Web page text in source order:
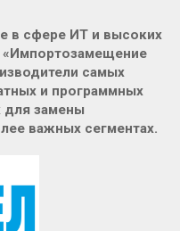
в сфере ИТ и высоких
«Импортозамещение
самых
и программных
для замены
важных сегментах.